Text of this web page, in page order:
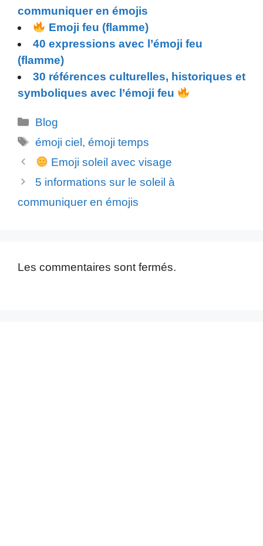
communiquer en émojis
Emoji feu (flamme)
40 expressions avec l’émoji feu
(flamme)
30 références culturelles, historiques et
symboliques avec l’émoji feu
Catégories
Blog
Étiquettes
émoji ciel ,émoji temps
Emoji soleil avec visage
5 informations sur le soleil à
communiquer en émojis
Les commentaires sont fermés.